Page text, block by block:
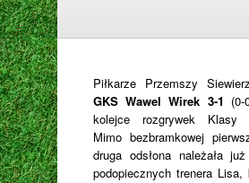
Piłkarze Przemszy
GKS Wawel Wirek 3-1
kolejce rozgrywek Klasy
Mimo bezbramkowej
druga odsłona należała
podopiecznych trenera